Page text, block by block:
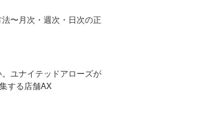
〜月次・週次・日次の正
。ユナイテッドアローズが
する店舗AX